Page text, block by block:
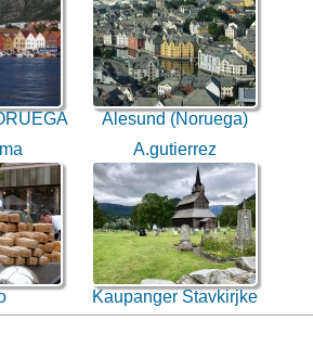
Alesund (Noruega)
A.gutierrez
Kaupanger Stavkirjke